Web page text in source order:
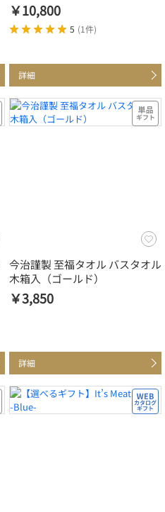
￥10,800
5 (1件)
詳細
今治謹製 至福タオル バスタオル
木箱入（ゴールド）
￥3,850
詳細